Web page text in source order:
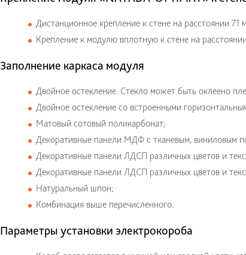
Дистанционное крепление к стене на расстоянии 71
Крепление к модулю вплотную к стене на
Заполнение каркаса модуля
Двойное остекление. Стекло может быть оклеено
Двойное остекление со встроенными
Матовый сотовый поликарбонат;
Декоративные панели МДФ с тканевым, виниловым
Декоративные панели ЛДСП различных цветов и
Декоративные панели ЛДСП различных цветов и
Натуральный шпон;
Комбинация выше перечисленного.
Параметры установки электрокороба